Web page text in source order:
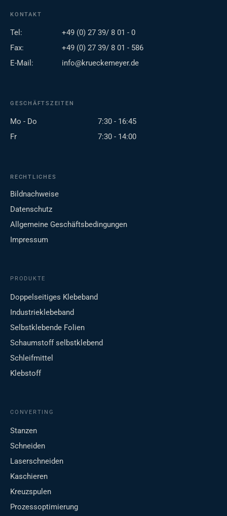
KONTAKT
Tel:
+49 (0) 27 39/ 8 01 - 0
Fax:
+49 (0) 27 39/ 8 01 - 586
E-Mail:
info@krueckemeyer.de
GESCHÄFTSZEITEN
Mo - Do
7:30 - 16:45
Fr
7:30 - 14:00
RECHTLICHES
Bildnachweise
Datenschutz
Allgemeine Geschäftsbedingungen
Impressum
PRODUKTE
Doppelseitiges Klebeband
Industrieklebeband
Selbstklebende Folien
Schaumstoff selbstklebend
Schleifmittel
Klebstoff
CONVERTING
Stanzen
Schneiden
Laserschneiden
Kaschieren
Kreuzspulen
Prozessoptimierung